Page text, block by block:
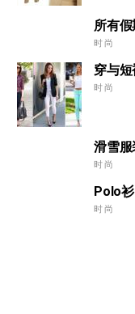
所有
时尚
穿与
时尚
滑雪服
时尚
Polo衫
时尚